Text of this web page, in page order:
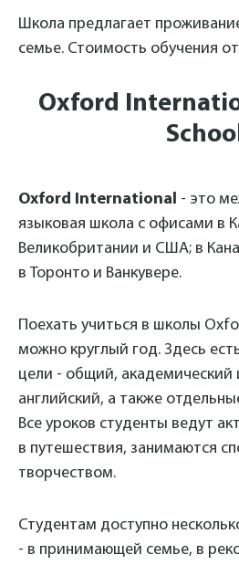
Школа предлагает
семье. Стоимость обучения от
Oxford
Oxford International - это
языковая школа с офисами в
Великобритании и США; в
в Торонто и Ванкувере.
Поехать учиться в школы
можно круглый год. Здесь
цели - общий, академический
английский, а также
Все уроков студенты ведут
в путешествия, занимаются
творчеством.
Студентам доступно
- в принимающей семье, в